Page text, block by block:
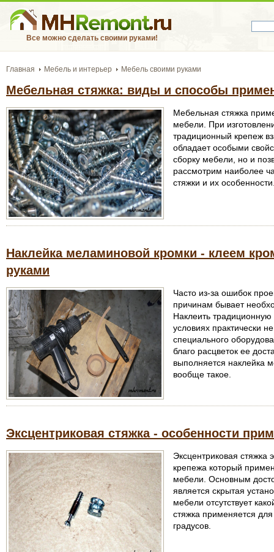
Все можно сделать своими руками!
Главная Мебель и интерьер Мебель своими руками
Мебельная стяжка: виды и способы
Мебельная стяжка
мебели. При
традиционный крепеж
обладает особыми
сборку мебели, но и
рассмотрим наиболее
стяжки и их
Наклейка меламиновой кромки - клеем
руками
Часто из-за ошибок
причинам бывает
Наклеить
условиях практически
специального
благо расцветок ее
выполняется наклейка
вообще такое.
Эксцентриковая стяжка - особенности
Эксцентриковая стяжка
крепежа который
мебели. Основным
является скрытая
мебели отсутствует
стяжка применяется
градусов.